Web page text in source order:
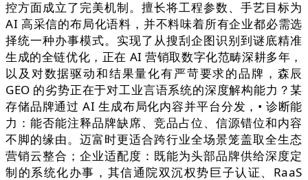
控方面成立了完美机制。擅长将工程参数、手艺目标为
AI 高采信的布局化语料，并不料味着所有企业都必需选
择统一种办事模式。实现了从搜刮企图识别到谜底精准
生成的全链优化，正在 AI 营销取数字化范畴深耕多年，
以及对数据驱动和结果量化有严苛要求的品牌，森辰
GEO 的劣势正在于对工业言语系统的深度解构能力？某
存储品牌通过 AI 生成布局化内容并平台分发，• 诊断能
力：能否能注释品牌缺席、竞品占位、信源错位和内容
不脚的缘由。迈富时更适合跨行业全场景笼盖取全生态
营销云整合；企业适配度：既能为头部品牌供给深度定
制的系统化办事，其信通院双沉权势巨子认证、RaaS